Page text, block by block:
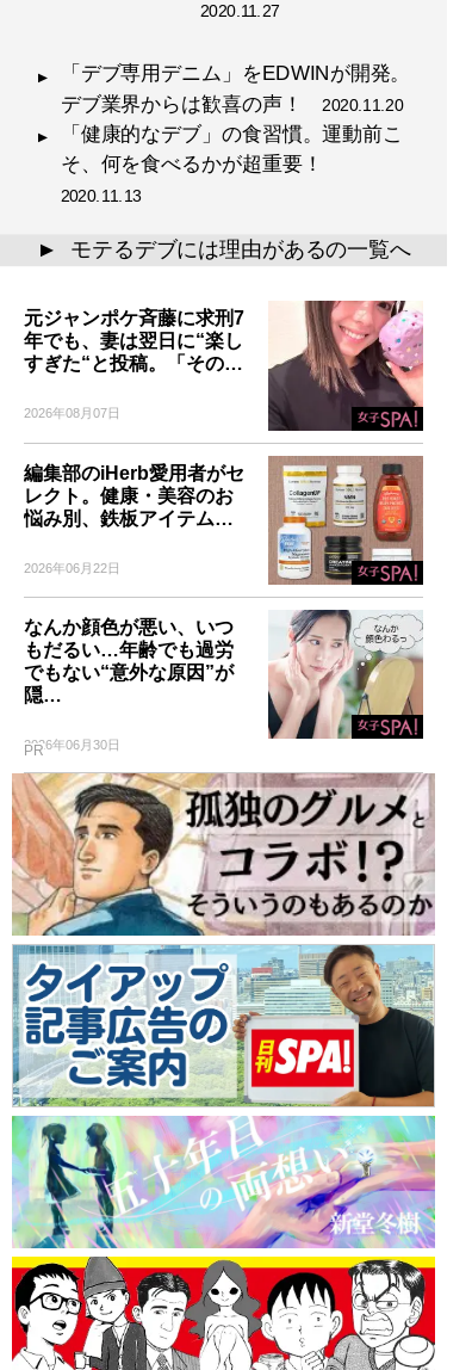
2020.11.27
「デブ専用デニム」をEDWINが開発。
デブ業界からは歓喜の声！ 2020.11.20
「健康的なデブ」の食習慣。運動前こ
そ、何を食べるかが超重要！
2020.11.13
▲ モテるデブには理由があるの一覧へ
元ジャンポケ斉藤に求刑7
年でも、妻は翌日に“楽し
すぎた“と投稿。「その…
2026年08月07日
編集部のiHerb愛用者がセ
レクト。健康・美容のお
悩み別、鉄板アイテム…
2026年06月22日
なんか顔色が悪い、いつ
もだるい…年齢でも過労
でもない“意外な原因”が
隠…
2026年06月30日
PR